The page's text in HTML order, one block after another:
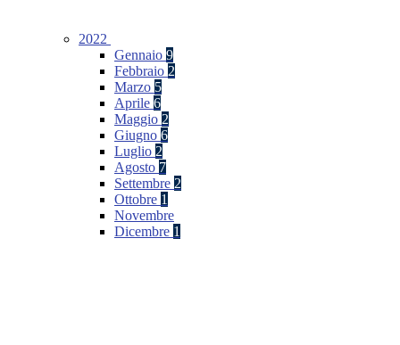
2022
Gennaio 9
Febbraio 2
Marzo 5
Aprile 6
Maggio 2
Giugno 6
Luglio 2
Agosto 7
Settembre 2
Ottobre 1
Novembre
Dicembre 1